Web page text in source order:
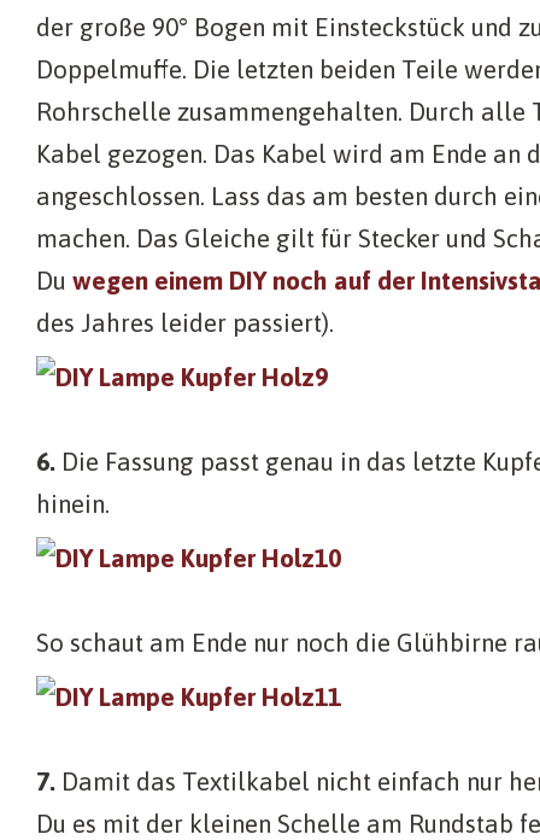
der große 90° Bogen mit Einsteckstück und
Doppelmuffe. Die letzten beiden Teile
Rohrschelle zusammengehalten. Durch alle
Kabel gezogen. Das Kabel wird am Ende an
angeschlossen. Lass das am besten durch
machen. Das Gleiche gilt für Stecker und
Du wegen einem DIY noch auf der
des Jahres leider passiert).
6. Die Fassung passt genau in das letzte
hinein.
So schaut am Ende nur noch die Glühbirne
7. Damit das Textilkabel nicht einfach nur
Du es mit der kleinen Schelle am Rundstab